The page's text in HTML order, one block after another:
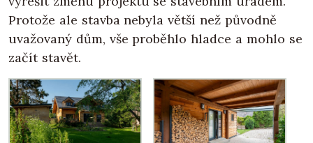
Protože ale stavba nebyla větší než původně
uvažovaný dům, vše proběhlo hladce a mohlo se
začít stavět.